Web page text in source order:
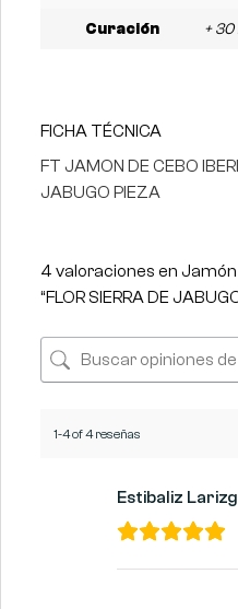
Curación +
FICHA TÉCNICA
FT JAMON DE CEBO
JABUGO PIEZA
4 valoraciones en Jamón
“FLOR SIERRA DE
1-4 of 4 reseñas
Estibaliz